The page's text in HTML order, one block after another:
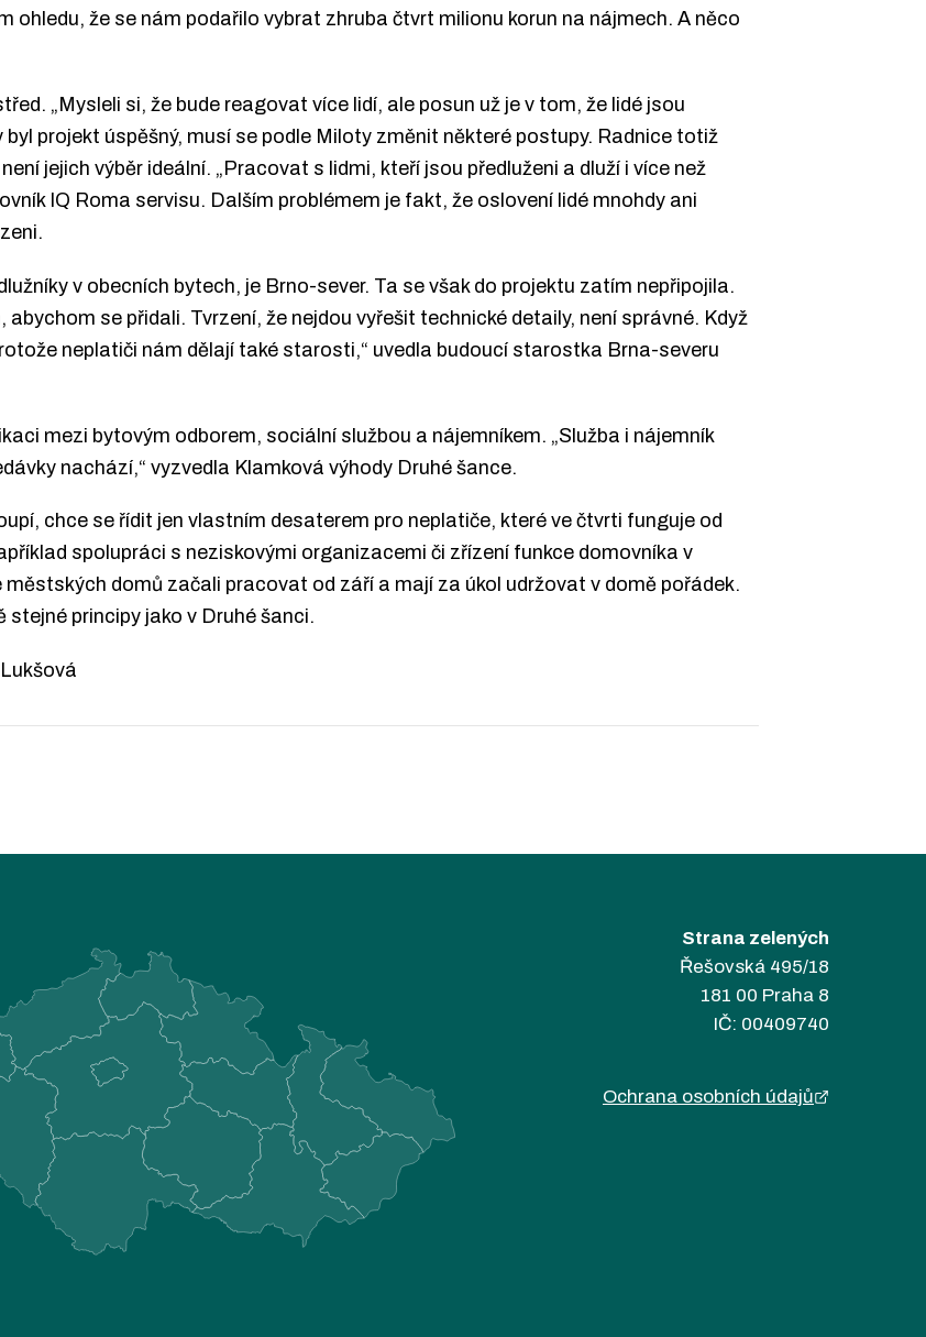
ohledu, že se nám podařilo vybrat zhruba čtvrt milionu korun na nájmech. A něco
„Mysleli si, že bude reagovat více lidí, ale posun už je v tom, že lidé jsou
projekt úspěšný, musí se podle Miloty změnit některé postupy. Radnice totiž
jejich výběr ideální. „Pracovat s lidmi, kteří jsou předluženi a dluží i více než
IQ Roma servisu. Dalším problémem je fakt, že oslovení lidé mnohdy ani
v obecních bytech, je Brno-sever. Ta se však do projektu zatím nepřipojila.
abychom se přidali. Tvrzení, že nejdou vyřešit technické detaily, není správné. Když
neplatiči nám dělají také starosti,“ uvedla budoucí starostka Brna-severu
mezi bytovým odborem, sociální službou a nájemníkem. „Služba i nájemník
nachází,“ vyzvedla Klamková výhody Druhé šance.
chce se řídit jen vlastním desaterem pro neplatiče, které ve čtvrti funguje od
spolupráci s neziskovými organizacemi či zřízení funkce domovníka v
domů začali pracovat od září a mají za úkol udržovat v domě pořádek.
stejné principy jako v Druhé šanci.
Strana zelených
Řešovská 495/18
181 00 Praha 8
IČ: 00409740
Ochrana osobních údajů